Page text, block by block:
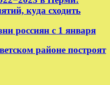
куда сходить
россиян с 1 января
районе построят